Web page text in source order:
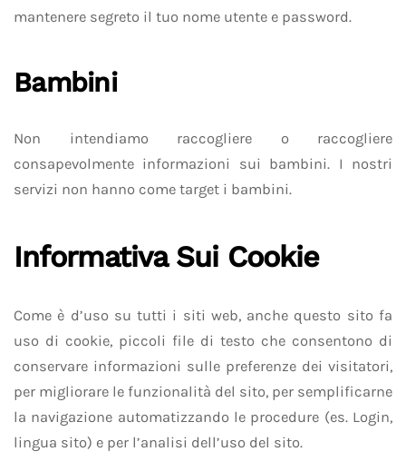
mantenere segreto il tuo nome utente e password.
Bambini
Non intendiamo raccogliere o raccogliere
consapevolmente informazioni sui bambini. I nostri
servizi non hanno come target i bambini.
Informativa Sui Cookie
Come è d’uso su tutti i siti web, anche questo sito fa
uso di cookie, piccoli file di testo che consentono di
conservare informazioni sulle preferenze dei visitatori,
per migliorare le funzionalità del sito, per semplificarne
la navigazione automatizzando le procedure (es. Login,
lingua sito) e per l’analisi dell’uso del sito.